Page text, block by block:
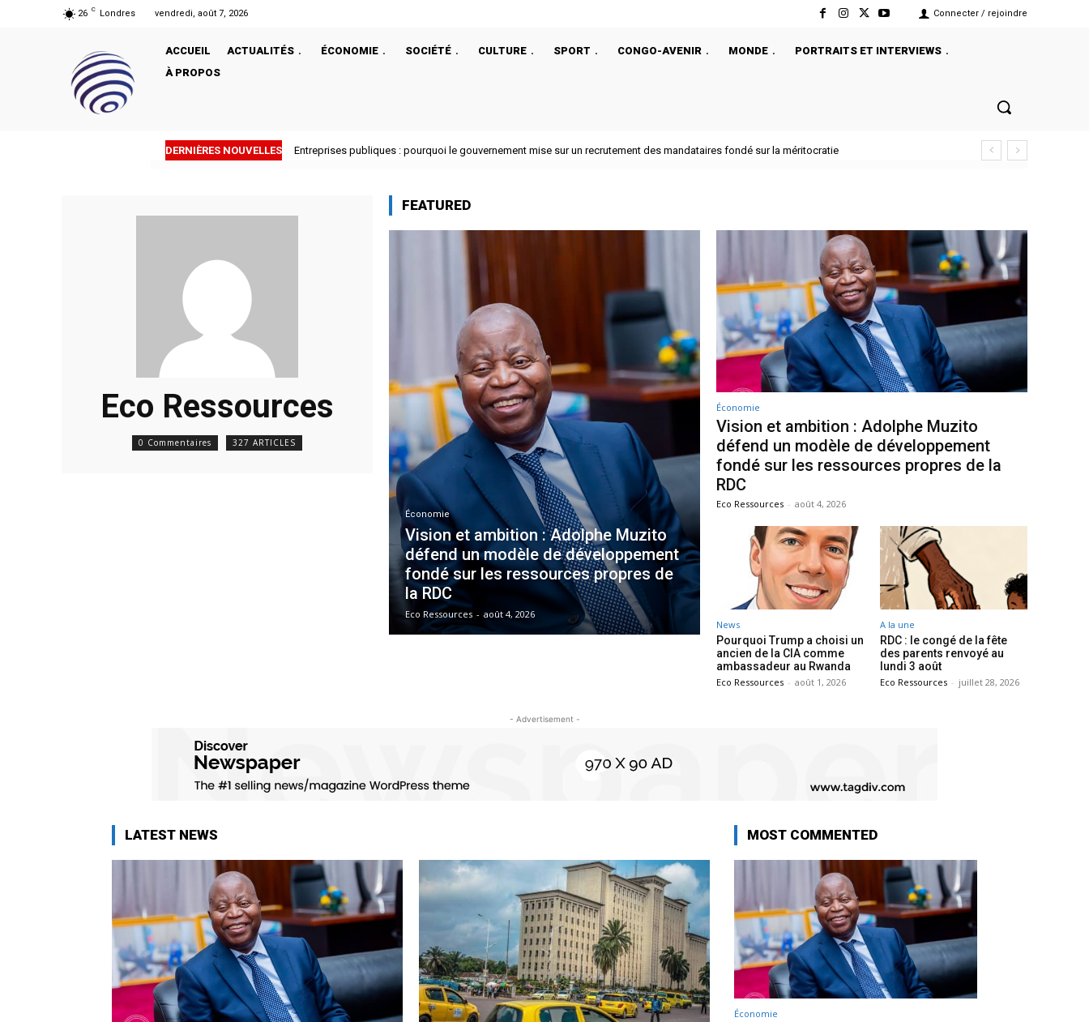
26 C Londres vendredi, août 7, 2026 Connecter / rejoindre
ACCUEIL ACTUALITÉS ÉCONOMIE SOCIÉTÉ CULTURE SPORT CONGO-AVENIR MONDE
PORTRAITS ET INTERVIEWS
À PROPOS
DERNIÈRES NOUVELLESEntreprises publiques : pourquoi le gouvernement mise sur un recrutement des mandataires fondé sur la méritocratie
Pourquoi Trump a choisi un ancien de la CIA comme ambassadeur au Rwanda
Eco Ressources
0 Commentaires 327 ARTICLES
FEATURED
Économie
Vision et ambition : Adolphe Muzito
défend un modèle de développement
fondé sur les ressources propres de
la RDC
Eco Ressources - août 4, 2026
Économie
Vision et ambition : Adolphe Muzito
défend un modèle de développement
fondé sur les ressources propres de la
RDC
Eco Ressources - août 4, 2026
News
Pourquoi Trump a choisi un
ancien de la CIA comme
ambassadeur au Rwanda
Eco Ressources - août 1, 2026
A la une
RDC : le congé de la fête
des parents renvoyé au
lundi 3 août
Eco Ressources - juillet 28, 2026
- Advertisement -
LATEST NEWS MOST COMMENTED
Économie